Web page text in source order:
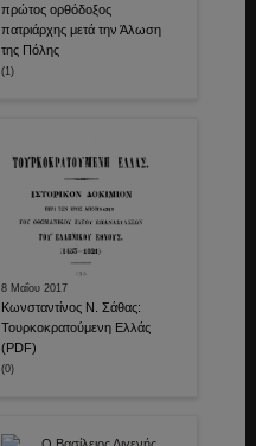
πρώτος ορθόδοξος
πατριάρχης μετά την Άλωση
της Πόλης
(1)
8 Μαΐου 2017
Κωνσταντίνος Ν. Σάθας:
Τουρκοκρατούμενη Ελλάς
(PDF)
(0)